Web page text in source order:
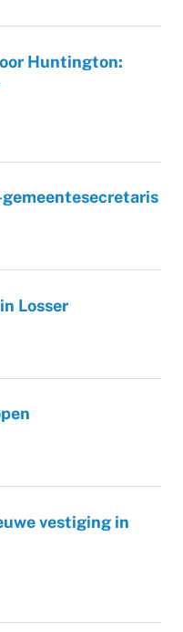
Huntington:
Losser
vestiging in